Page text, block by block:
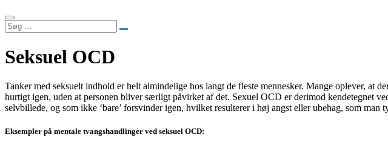
Søg
…
Seksuel OCD
Tanker med seksuelt indhold er helt almindelige hos langt de fleste mennesker. Mange oplever, at
hurtigt igen, uden at personen bliver særligt påvirket af det. Sexuel OCD er derimod kendetegnet
selvbillede, og som ikke ‘bare’ forsvinder igen, hvilket resulterer i høj angst eller ubehag, som
Eksempler på mentale tvangshandlinger ved seksuel OCD: